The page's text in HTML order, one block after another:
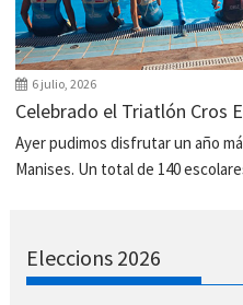
6 julio, 2026
Celebrado el Triatlón Cros
Ayer pudimos disfrutar un año
Manises. Un total de 140
Eleccions 2026